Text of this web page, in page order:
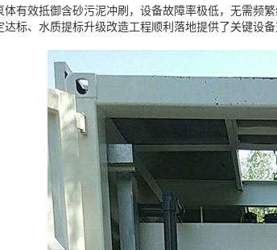
体有效抵御含砂污泥冲刷，设备故障率极低，无需频
达标、水质提标升级改造工程顺利落地提供了关键设